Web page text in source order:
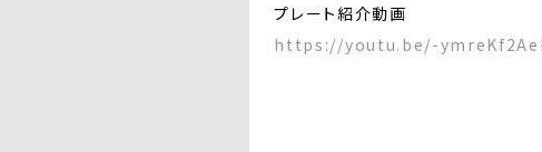
プレート紹介動画
https://youtu.be/-